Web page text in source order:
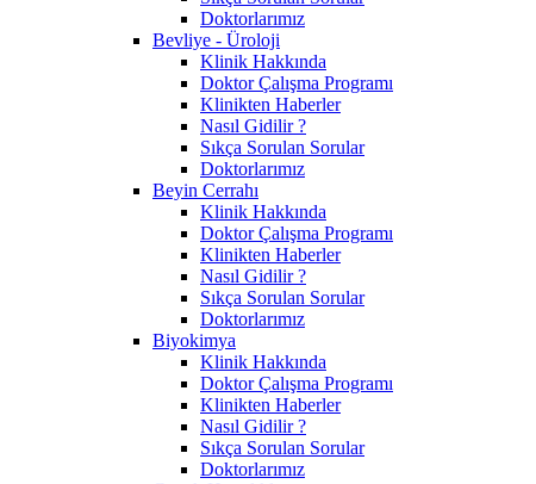
Doktorlarımız
Bevliye - Üroloji
Klinik Hakkında
Doktor Çalışma Programı
Klinikten Haberler
Nasıl Gidilir ?
Sıkça Sorulan Sorular
Doktorlarımız
Beyin Cerrahı
Klinik Hakkında
Doktor Çalışma Programı
Klinikten Haberler
Nasıl Gidilir ?
Sıkça Sorulan Sorular
Doktorlarımız
Biyokimya
Klinik Hakkında
Doktor Çalışma Programı
Klinikten Haberler
Nasıl Gidilir ?
Sıkça Sorulan Sorular
Doktorlarımız